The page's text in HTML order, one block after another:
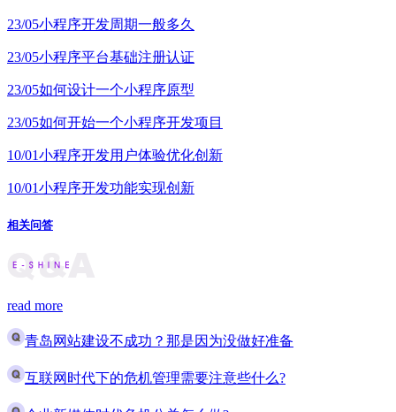
23/05小程序开发周期一般多久
23/05小程序平台基础注册认证
23/05如何设计一个小程序原型
23/05如何开始一个小程序开发项目
10/01小程序开发用户体验优化创新
10/01小程序开发功能实现创新
相关问答
read more
青岛网站建设不成功？那是因为没做好准备
互联网时代下的危机管理需要注意些什么?